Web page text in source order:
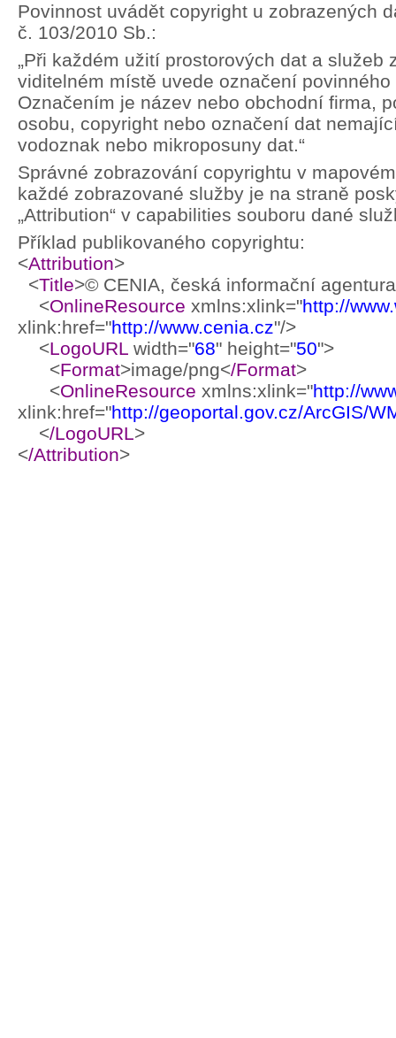
Povinnost uvádět copyright u zobrazených
č. 103/2010 Sb.:
„Při každém užití prostorových dat a
viditelném místě uvede označení
Označením je název nebo obchodní firma,
osobu, copyright nebo označení dat
vodoznak nebo mikroposuny dat.“
Správné zobrazování copyrightu v
každé zobrazované služby je na straně
„Attribution“ v capabilities souboru dané
Příklad publikovaného copyrightu:
<Attribution>
<Title>© CENIA, česká informační
<OnlineResource xmlns:xlink="http://
xlink:href="http://www.cenia.cz"/>
<LogoURL width="68" height="50">
<Format>image/png</Format>
<OnlineResource xmlns:xlink="http://
xlink:href="http://geoportal.gov.cz/ArcGIS/
</LogoURL>
</Attribution>